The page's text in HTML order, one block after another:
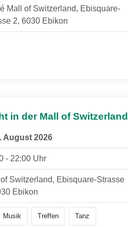
Mall of Switzerland, Ebisquare-
2, 6030 Ebikon
in der Mall of Switzerland
August 2026
- 22:00 Uhr
Switzerland, Ebisquare-Strasse
Ebikon
Musik Treffen Tanz